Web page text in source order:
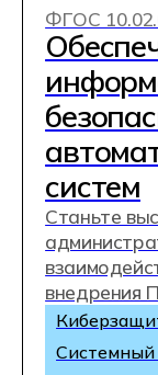
Техник-
Программист
Сервисный
промышленных
Летная
систем
Полёты,
данных:
реальных
полный
оператора
проекта.